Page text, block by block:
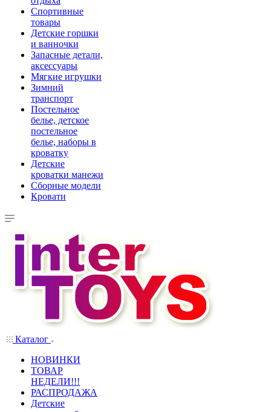
Спортивные
товары
Детские горшки
и ванночки
Запасные детали,
аксессуары
Мягкие игрушки
Зимний
транспорт
Постельное
белье, детское
постельное
белье, наборы в
кроватку
Детские
кроватки манежи
Сборные модели
Кровати
Каталог
НОВИНКИ
ТОВАР
НЕДЕЛИ!!!
РАСПРОДАЖА
Детские